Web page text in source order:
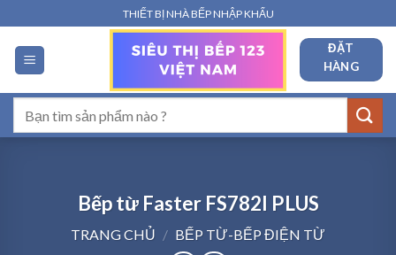
qua
nội
dung
THIẾT BỊ NHÀ BẾP NHẬP KHẨU
ĐẶT
HÀNG
kiếm:
Bếp từ Faster FS782I PLUS
TRANG CHỦ / BẾP TỪ-BẾP ĐIỆN TỪ